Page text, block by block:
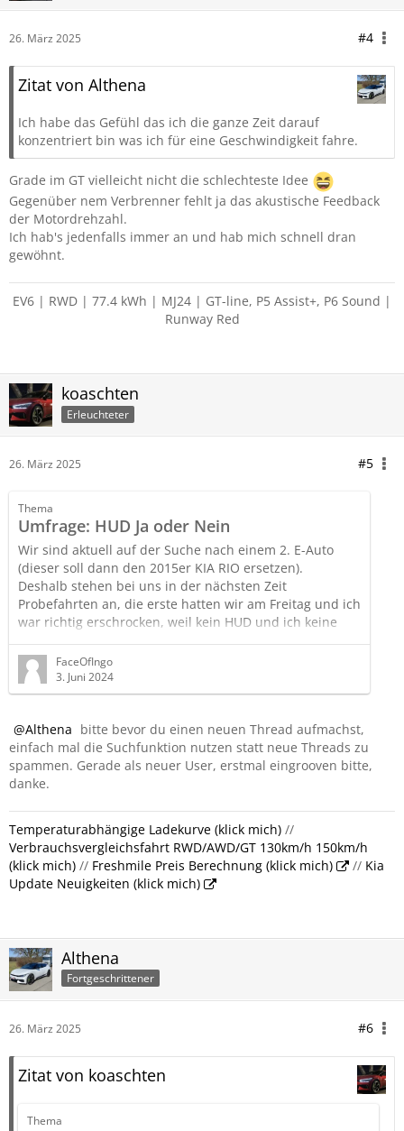
26. März 2025 #4
Zitat von Althena
Ich habe das Gefühl das ich die ganze Zeit darauf
konzentriert bin was ich für eine Geschwindigkeit fahre.
Grade im GT vielleicht nicht die schlechteste Idee
Gegenüber nem Verbrenner fehlt ja das akustische Feedback
der Motordrehzahl.
Ich hab's jedenfalls immer an und hab mich schnell dran
gewöhnt.
EV6 | RWD | 77.4 kWh | MJ24 | GT-line, P5 Assist+, P6 Sound |
Runway Red
koaschten
Erleuchteter
26. März 2025 #5
Thema
Umfrage: HUD Ja oder Nein
Wir sind aktuell auf der Suche nach einem 2. E-Auto
(dieser soll dann den 2015er KIA RIO ersetzen).
Deshalb stehen bei uns in der nächsten Zeit
Probefahrten an, die erste hatten wir am Freitag und ich
war richtig erschrocken, weil kein HUD und ich keine
Orientierung (wie schnell fahre ich und wie schnell darf
ich fahren) mehr hatte
PS:
Es ging nicht nur mir so, sondern auch meiner Frau, war
die Geschwindigkeit???"
Bin auch Neugierig auf Eure…
FaceOfIngo
3. Juni 2024
Althena bitte bevor du einen neuen Thread aufmachst,
einfach mal die Suchfunktion nutzen statt neue Threads zu
spammen. Gerade als neuer User, erstmal eingrooven bitte,
danke.
Temperaturabhängige Ladekurve (klick mich) //
Verbrauchsvergleichsfahrt RWD/AWD/GT 130km/h 150km/h
(klick mich) // Freshmile Preis Berechnung (klick mich) // Kia
Update Neuigkeiten (klick mich)
Althena
Fortgeschrittener
26. März 2025 #6
Zitat von koaschten
Thema